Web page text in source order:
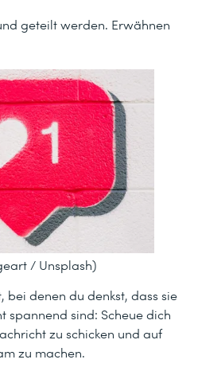
geteilt werden. Erwähnen
/ Unsplash)
bei denen du denkst, dass sie
spannend sind: Scheue dich
zu schicken und auf
zu machen.